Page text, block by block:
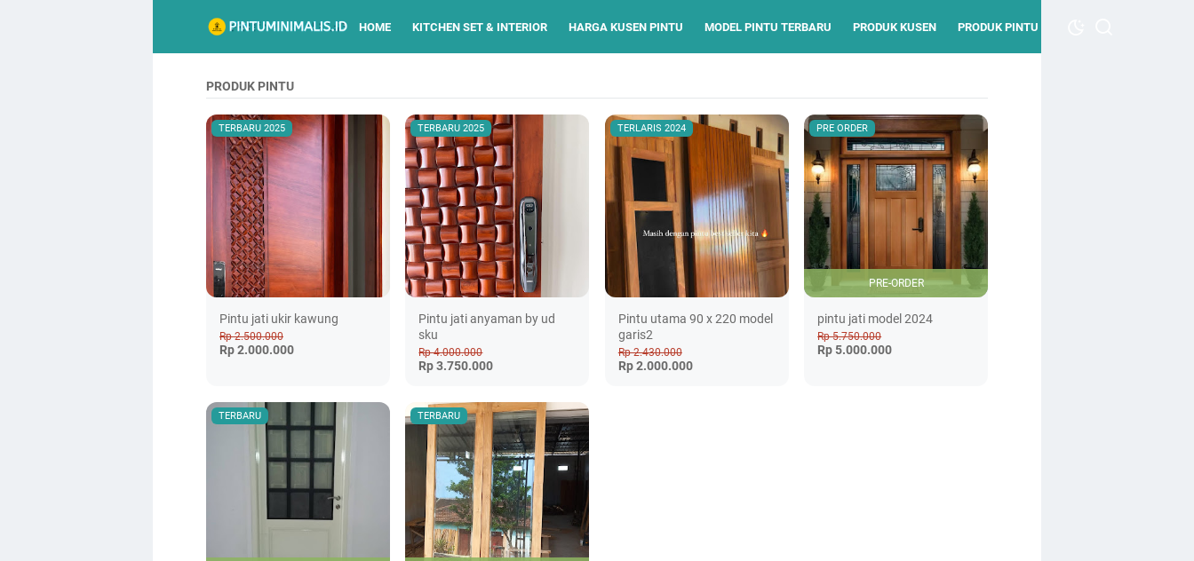
HOME KITCHEN SET & INTERIOR HARGA KUSEN PINTU MODEL PINTU TERBARU PRODUK KUSEN PRODUK PINTU
PRODUK PINTU
Pintu jati ukir kawung
Rp 2.500.000
Rp 2.000.000
TERBARU 2025
Pintu jati anyaman by ud
sku
Rp 4.000.000
Rp 3.750.000
TERBARU 2025
Pintu utama 90 x 220 model
garis2
Rp 2.430.000
Rp 2.000.000
TERLARIS 2024
PRE-ORDER
pintu jati model 2024
Rp 5.750.000
Rp 5.000.000
PRE ORDER
TERBARU TERBARU